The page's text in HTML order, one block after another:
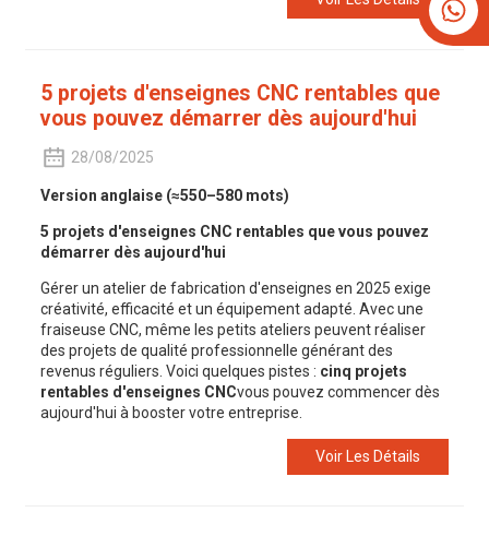
5 projets d'enseignes CNC rentables que
vous pouvez démarrer dès aujourd'hui
28/08/2025
Version anglaise (≈550–580 mots)
5 projets d'enseignes CNC rentables que vous pouvez
démarrer dès aujourd'hui
Gérer un atelier de fabrication d'enseignes en 2025 exige
créativité, efficacité et un équipement adapté. Avec une
fraiseuse CNC, même les petits ateliers peuvent réaliser
des projets de qualité professionnelle générant des
revenus réguliers. Voici quelques pistes : cinq projets
rentables d'enseignes CNCvous pouvez commencer dès
aujourd'hui à booster votre entreprise.
Voir Les Détails